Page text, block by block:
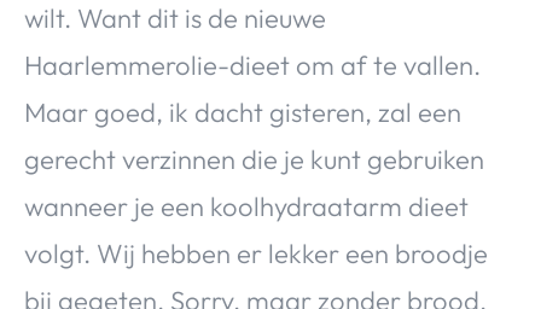
wilt. Want dit is de nieuwe
Haarlemmerolie-dieet om af te vallen.
Maar goed, ik dacht gisteren, zal een
gerecht verzinnen die je kunt gebruiken
wanneer je een koolhydraatarm dieet
volgt. Wij hebben er lekker een broodje
bij gegeten. Sorry, maar zonder brood,